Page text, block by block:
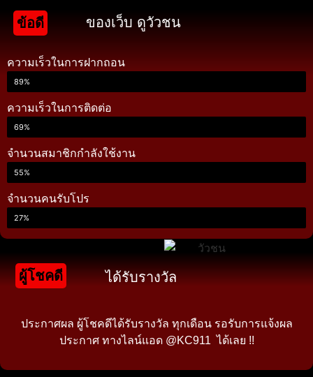
ข้อดี ของเว็บ ดูวัวชน
ความเร็วในการฝากถอน
89%
ความเร็วในการติดต่อ
69%
จำนวนสมาชิกกำลังใช้งาน
55%
จำนวนคนรับโปร
27%
ผู้โชคดี ได้รับรางวัล
ประกาศผล ผู้โชคดีได้รับรางวัล ทุกเดือน รอรับการแจ้งผล
ประกาศ ทางไลน์แอด @KC911 ได้เลย !!